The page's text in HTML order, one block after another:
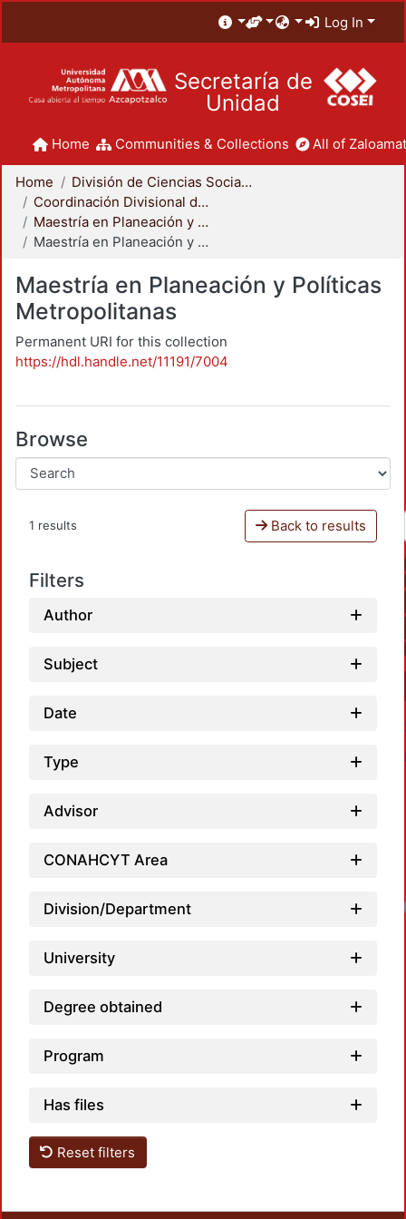
Log In
Secretaría de
Unidad
Home Communities & Collections All of
Home
División de Ciencias Sociales y Humanidades
Coordinación Divisional de Posgrado
Maestría en Planeación y Políticas Metropolitanas
Maestría en Planeación y Políticas Metropolitanas
Maestría en Planeación y Políticas
Metropolitanas
Permanent URI for this collection
https://hdl.handle.net/11191/7004
Browse
1 results Back to results
Filters
Author
Subject
Date
Type
Advisor
CONAHCYT Area
Division/Department
University
Degree obtained
Program
Has files
Reset filters